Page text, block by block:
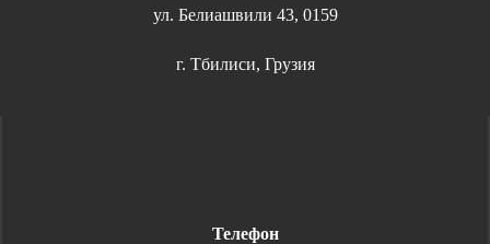
ул. Белиашвили 43, 0159
г. Тбилиси, Грузия
Телефон